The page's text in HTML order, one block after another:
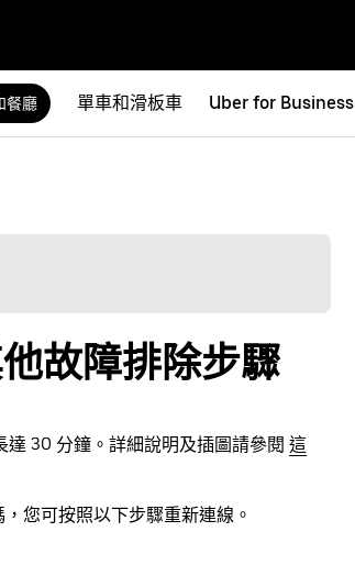
餐廳 單車和滑板車 Uber for Business
故障排除步驟
30 分鐘。詳細說明及插圖請參閱 這
您可按照以下步驟重新連線。